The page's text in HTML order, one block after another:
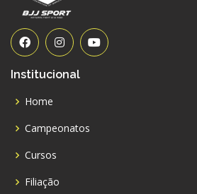
Institucional
Home
Campeonatos
Cursos
Filiação